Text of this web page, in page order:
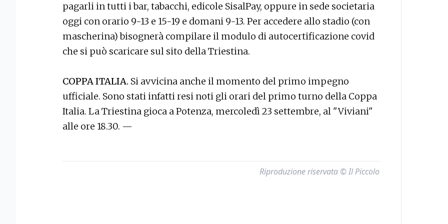
pagarli in tutti i bar, tabacchi, edicole SisalPay, oppure in sede societaria
oggi con orario 9-13 e 15-19 e domani 9-13. Per accedere allo stadio (con
mascherina) bisognerà compilare il modulo di autocertificazione covid
che si può scaricare sul sito della Triestina.
COPPA ITALIA. Si avvicina anche il momento del primo impegno
ufficiale. Sono stati infatti resi noti gli orari del primo turno della Coppa
Italia. La Triestina gioca a Potenza, mercoledì 23 settembre, al "Viviani"
alle ore 18.30. —
Riproduzione riservata © Il Piccolo